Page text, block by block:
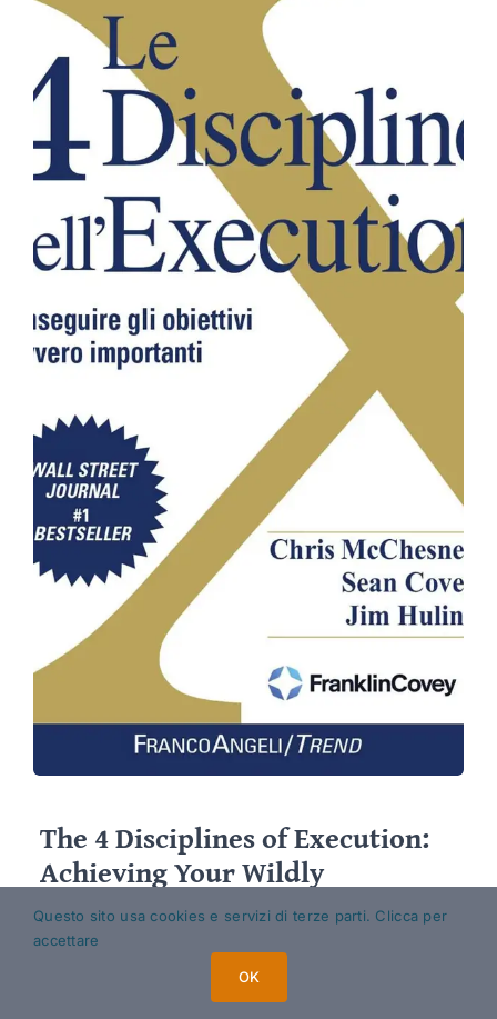
The 4 Disciplines of Execution:
Achieving Your Wildly
Important Goals
Questo sito usa cookies e servizi di terze parti. Clicca per
accettare
OK